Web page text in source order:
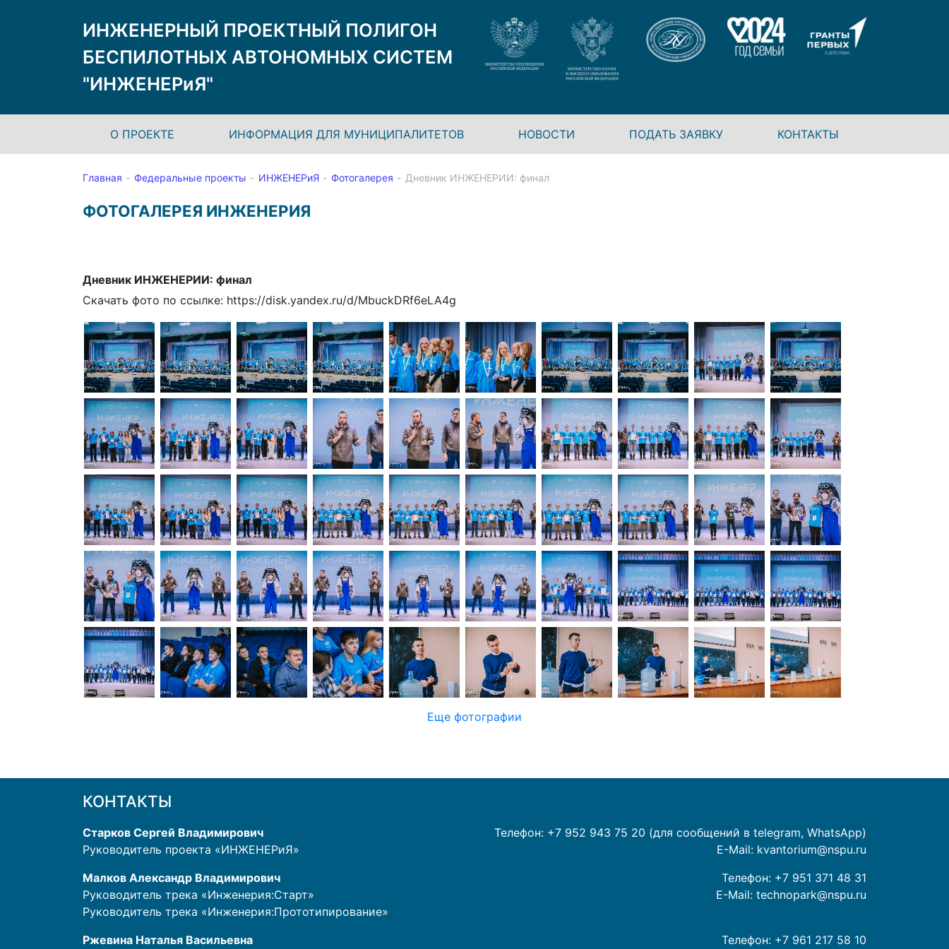
ИНЖЕНЕРНЫЙ ПРОЕКТНЫЙ ПОЛИГОН
БЕСПИЛОТНЫХ АВТОНОМНЫХ СИСТЕМ
"ИНЖЕНЕРиЯ"
О ПРОЕКТЕ ИНФОРМАЦИЯ ДЛЯ МУНИЦИПАЛИТЕТОВ НОВОСТИ ПОДАТЬ ЗАЯВКУ КОНТАКТЫ
Главная Федеральные проекты ИНЖЕНЕРиЯ Фотогалерея Дневник ИНЖЕНЕРИИ: финал
ФОТОГАЛЕРЕЯ ИНЖЕНЕРИЯ
Дневник ИНЖЕНЕРИИ: финал
Скачать фото по ссылке: https://disk.yandex.ru/d/MbuckDRf6eLA4g
Еще фотографии
КОНТАКТЫ
Старков Сергей Владимирович
Руководитель проекта «ИНЖЕНЕРиЯ»
Телефон: +7 952 943 75 20 (для сообщений в telegram, WhatsApp)
E-Mail: kvantorium@nspu.ru
Малков Александр Владимирович
Руководитель трека «Инженерия:Старт»
Руководитель трека «Инженерия:Прототипирование»
Телефон: +7 951 371 48 31
E-Mail: technopark@nspu.ru
Ржевина Наталья Васильевна Телефон: +7 961 217 58 10